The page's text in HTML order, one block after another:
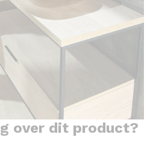
over dit product?